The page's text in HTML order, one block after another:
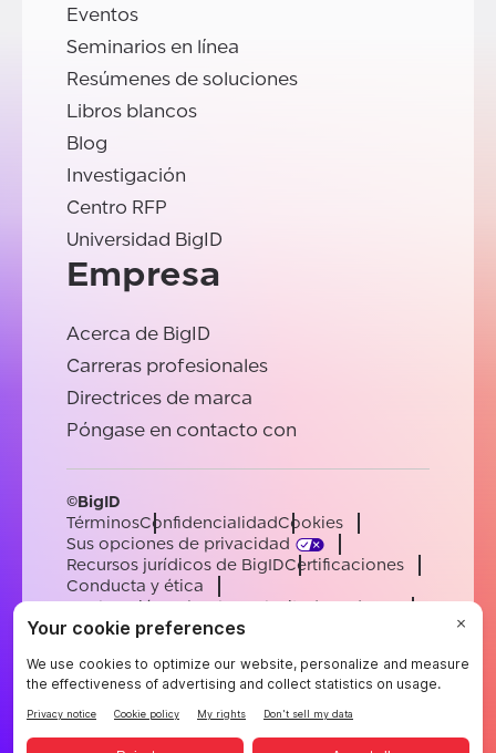
Eventos
Seminarios en línea
Resúmenes de soluciones
Libros blancos
Blog
Investigación
Centro RFP
Universidad BigID
Empresa
Acerca de BigID
Carreras profesionales
Directrices de marca
Póngase en contacto con
©BigID
TérminosConfidencialidadCookies
Sus opciones de privacidad
Recursos jurídicos de BigIDCertificaciones
Conducta y ética
Declaración sobre la esclavitud moderna
SubprocesadoresAyuda
EnglishGermanFrenchSpanishPortuguese